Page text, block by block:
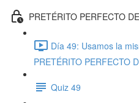
PRETÉRITO PERFECTO
Día 49: Usamos la
PRETÉRITO PERFECTO
Quiz 49